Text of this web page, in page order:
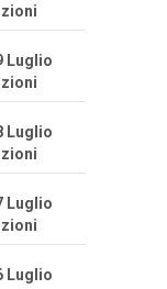
Luglio
Luglio
Luglio
Luglio